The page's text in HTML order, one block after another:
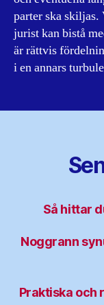
parter ska skiljas.
jurist kan bistå
är rättvis
i en annars
Så hittar
Noggrann
Praktiska och